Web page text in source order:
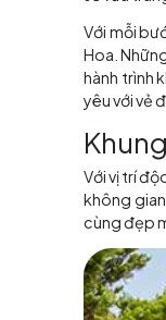
Ngay
trúc vô
Tòa
sơ vừa
Với mỗi
Hoa.